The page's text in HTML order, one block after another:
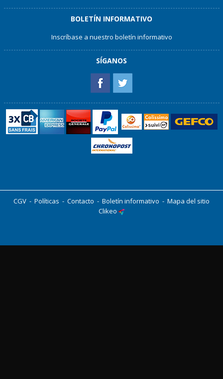
BOLETÍN INFORMATIVO
Inscríbase a nuestro boletín informativo
SÍGANOS
CGV - Políticas - Contacto - Boletín informativo - Mapa del sitio
Clikeo